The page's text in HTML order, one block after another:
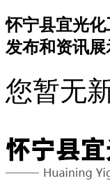
怀宁县宜光
发布和资讯展
您暂无